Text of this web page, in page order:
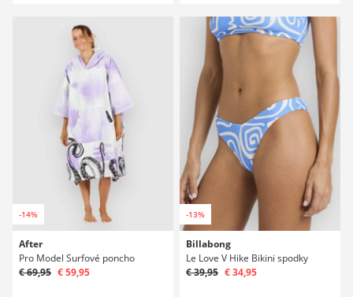
-14%
After
Pro Model Surfové poncho
€ 69,95 € 59,95
-13%
Billabong
Le Love V Hike Bikini spodky
€ 39,95 € 34,95